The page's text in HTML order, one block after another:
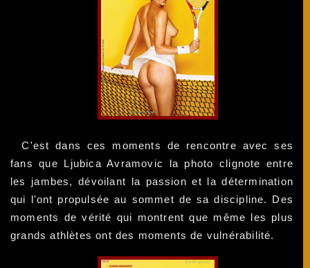
C'est dans ces moments de rencontre avec ses
fans que Ljubica Avramovic la photo clignote entre
les jambes, dévoilant la passion et la détermination
qui l'ont propulsée au sommet de sa discipline. Des
moments de vérité qui montrent que même les plus
grands athlètes ont des moments de vulnérabilité.